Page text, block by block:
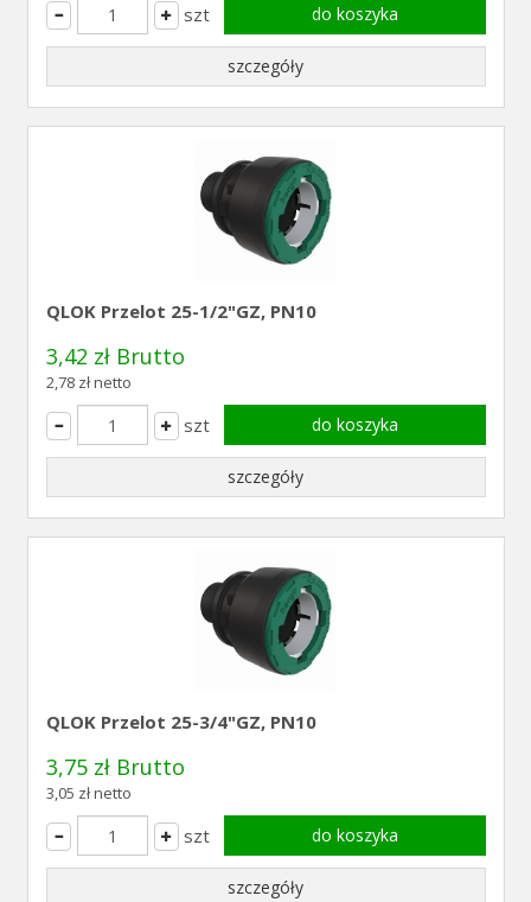
szt do koszyka
szczegóły
QLOK Przelot 25-1/2"GZ, PN10
3,42 zł Brutto
2,78 zł netto
szt do koszyka
szczegóły
QLOK Przelot 25-3/4"GZ, PN10
3,75 zł Brutto
3,05 zł netto
szt do koszyka
szczegóły